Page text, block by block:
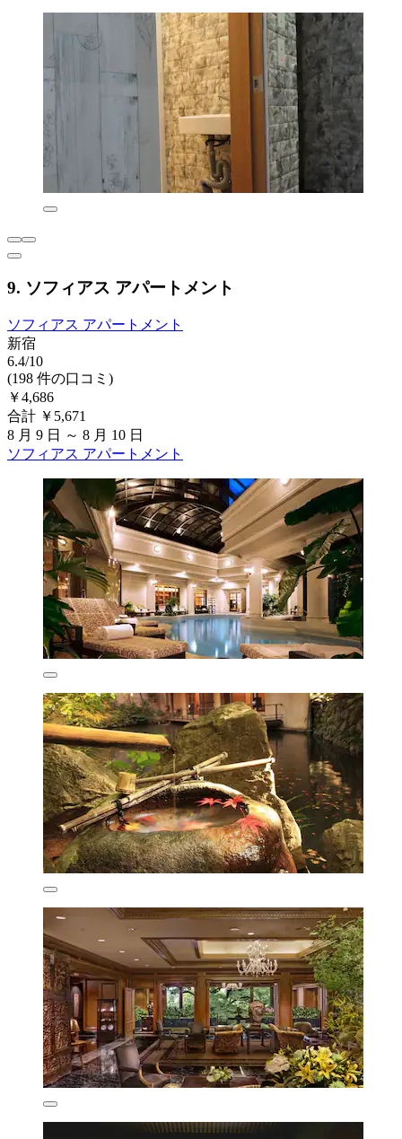
9. ソフィアス アパートメント
ソフィアス アパートメント
新宿
6.4/10
(198 件の口コミ)
￥4,686
合計 ￥5,671
8 月 9 日 ～ 8 月 10 日
ソフィアス アパートメント